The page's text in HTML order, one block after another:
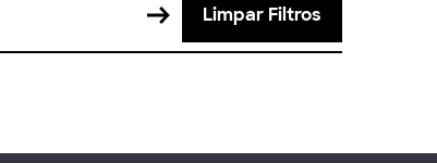
Limpar Filtros